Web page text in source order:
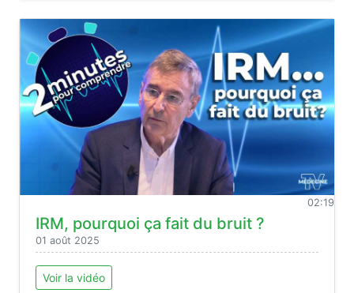
02:19
IRM, pourquoi ça fait du bruit ?
01 août 2025
Voir la vidéo